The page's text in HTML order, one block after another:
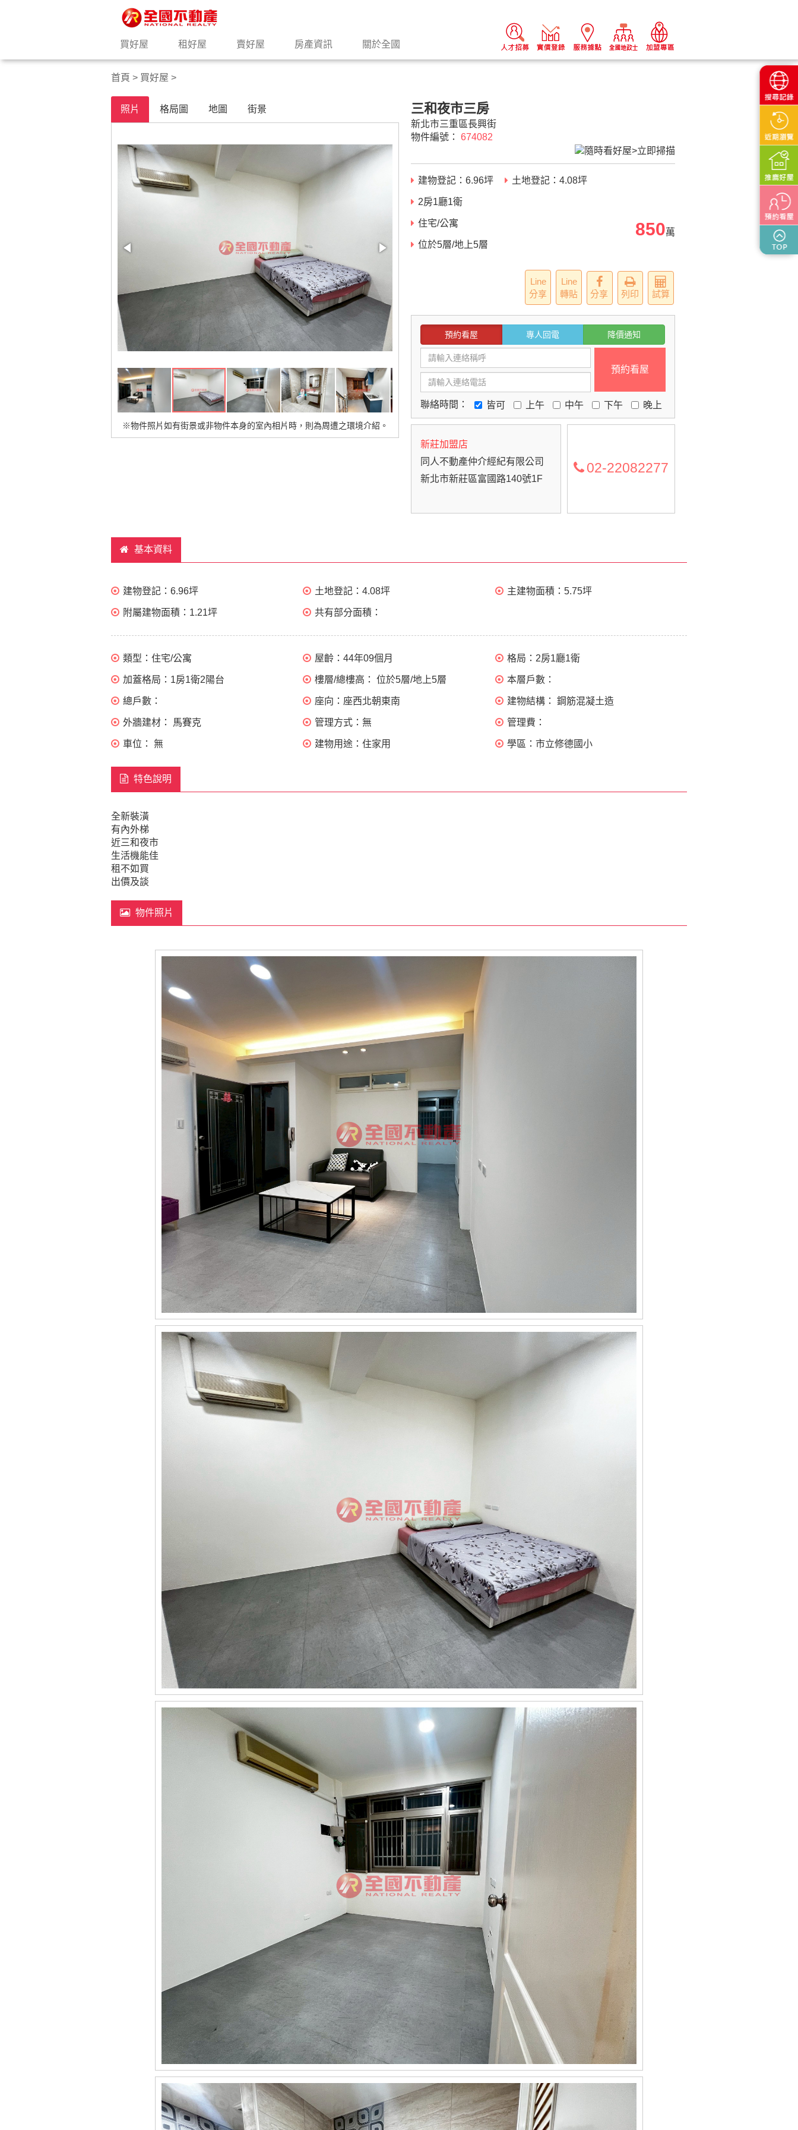
買好屋 租好屋 賣好屋 房產資訊 關於全國
首頁 > 買好屋 >
照片 格局圖 地圖 街景
※物件照片如有街景或非物件本身的室內相片時，則為周遭之環境介紹。
三和夜市三房
新北市三重區長興街
物件編號： 674082
建物登記： 6.96坪 土地登記： 4.08坪
2房1廳1衛
住宅/公寓
位於5層/地上5層
850萬
Line
分享
Line
轉貼
分享 列印 試算
預約看屋 專人回電 降價通知
預約看屋
聯絡時間： 皆可 上午 中午 下午 晚上
新莊加盟店
同人不動產仲介經紀有限公司
新北市新莊區富國路140號1F
02-22082277
基本資料
建物登記： 6.96坪 土地登記：4.08坪 主建物面積： 5.75坪
附屬建物面積： 1.21坪 共有部分面積：
類型： 住宅/公寓 屋齡：44年09個月 格局： 2房1廳1衛
加蓋格局： 1房1衛2陽台 樓層/總樓高： 位於5層/地上5層 本層戶數：
總戶數： 座向： 座西北朝東南 建物結構： 鋼筋混凝土造
外牆建材： 馬賽克 管理方式：無 管理費：
車位： 無 建物用途：住家用 學區： 市立修德國小
特色說明
全新裝潢
有內外梯
近三和夜市
生活機能佳
租不如買
出價及談
物件照片